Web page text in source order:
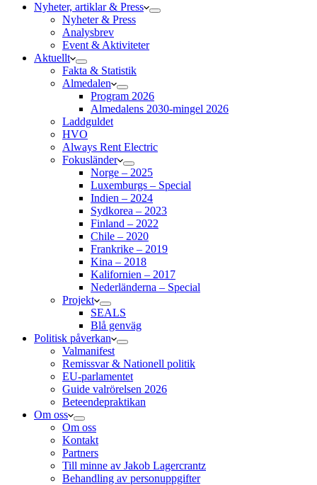
Nyheter, artiklar & Press
Nyheter & Press
Analysbrev
Event & Aktiviteter
Aktuellt
Fakta & Statistik
Almedalen
Program 2026
Almedalens 2030-mingel 2026
Laddguldet
HVO
Always Rent Electric
Fokusländer
Norge – 2025
Luxemburgs – Special
Indien – 2024
Sydkorea – 2023
Finland – 2022
Chile – 2020
Frankrike – 2019
Kina – 2018
Kalifornien – 2017
Nederländerna – Special
Projekt
SEALS
Blå genväg
Politisk påverkan
Valmanifest
Remissvar & Nationell politik
EU-parlamentet
Guide valrörelsen 2026
Beteendepraktikan
Om oss
Om oss
Kontakt
Partners
Till minne av Jakob Lagercrantz
Behandling av personuppgifter